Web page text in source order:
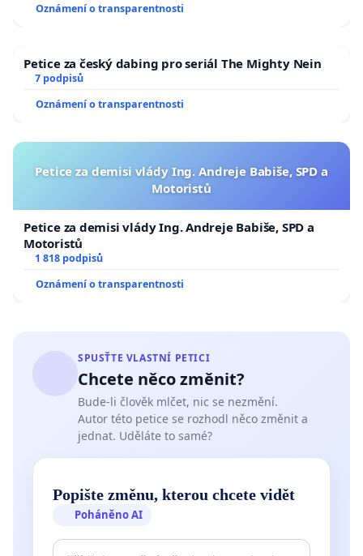
Oznámení o transparentnosti
Petice za český dabing pro seriál The Mighty Nein
7 podpisů
Oznámení o transparentnosti
Petice za demisi vlády Ing. Andreje Babiše, SPD a
Motoristů
Petice za demisi vlády Ing. Andreje Babiše, SPD a
Motoristů
1 818 podpisů
Oznámení o transparentnosti
SPUSŤTE VLASTNÍ PETICI
Chcete něco změnit?
Bude-li člověk mlčet, nic se nezmění.
Autor této petice se rozhodl něco změnit a
jednat. Uděláte to samé?
Popište změnu, kterou chcete vidět
Poháněno AI